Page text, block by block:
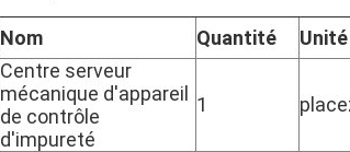
Nom Quantité Unité
Centre serveur
mécanique d'appareil
de contrôle
d'impureté
1